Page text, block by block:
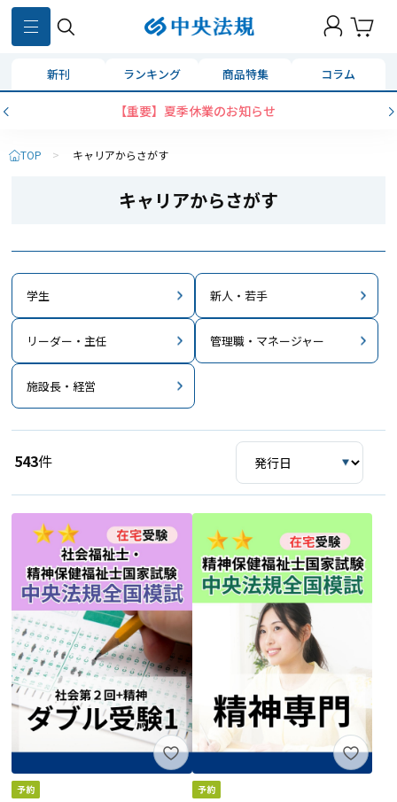
新刊 ランキング 商品特集 コラム
コンビニ決済に「セブンイレブン」を追加いたしました
TOP > キャリアからさがす
キャリアからさがす
学生 新人・若手
リーダー・主任 管理職・マネージャー
施設長・経営
543件